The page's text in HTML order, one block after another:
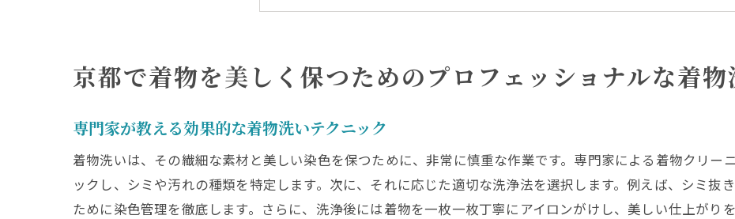
京都の伝統と最新技術を融合した着物クリーニング
着物洗いの重要性とそのメリット
経験豊富な職人による着物のシミ抜きと色移り対策
シミ抜きのプロセスとその重要性
着物の美しさを保つためのシミ抜き技術
プロによる色移り防止のポイント
京都で着物を美しく保つためのプロフェッショナルな着
専門家が教える効果的な着物洗いテクニック
着物洗いは、その繊細な素材と美しい染色を保つために、非常に慎重な作業です。専門家による着物クリー
ックし、シミや汚れの種類を特定します。次に、それに応じた適切な洗浄法を選択します。例えば、シミ抜
ために染色管理を徹底します。さらに、洗浄後には着物を一枚一枚丁寧にアイロンがけし、美しい仕上がりを